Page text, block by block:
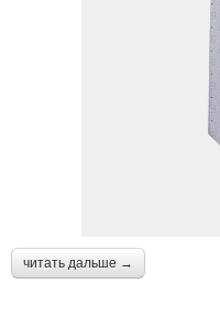
читать дальше →